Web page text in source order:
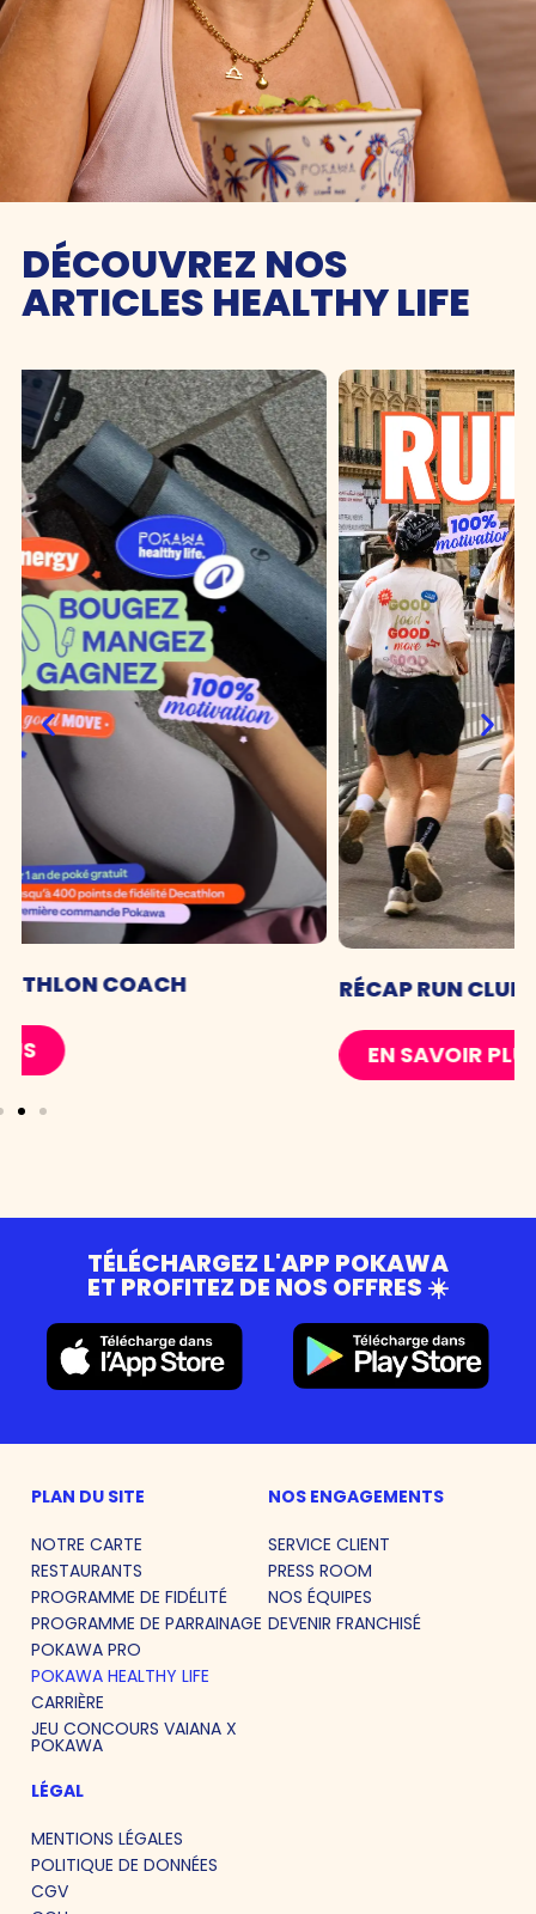
DÉCOUVREZ NOS
ARTICLES HEALTHY LIFE
RÉCAP RUN CLUB
EN SAVOIR PLUS
TÉLÉCHARGEZ L'APP POKAWA
ET PROFITEZ DE NOS OFFRES ☀️
PLAN DU SITE
NOTRE CARTE
RESTAURANTS
PROGRAMME DE FIDÉLITÉ
PROGRAMME DE PARRAINAGE
POKAWA PRO
POKAWA HEALTHY LIFE
CARRIÈRE
JEU CONCOURS VAIANA X
POKAWA
NOS ENGAGEMENTS
SERVICE CLIENT
PRESS ROOM
NOS ÉQUIPES
DEVENIR FRANCHISÉ
LÉGAL
MENTIONS LÉGALES
POLITIQUE DE DONNÉES
CGV